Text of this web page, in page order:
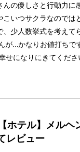
の優しさと行動力に
いつサクラなのでは
少人数挙式を考えて
が…かなりお値打ちで
になりにきてくださ
ホテル】メルヘ
レビュー